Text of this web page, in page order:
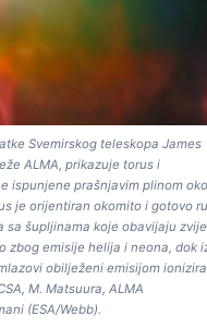
Svemirskog teleskopa James
ALMA, prikazuje torus i
ispunjene prašnjavim plinom oko
je orijentiran okomito i gotovo
sa šupljinama koje obavijaju
zbog emisije helija i neona, dok
obilježeni emisijom
M. Matsuura, ALMA
(ESA/Webb).